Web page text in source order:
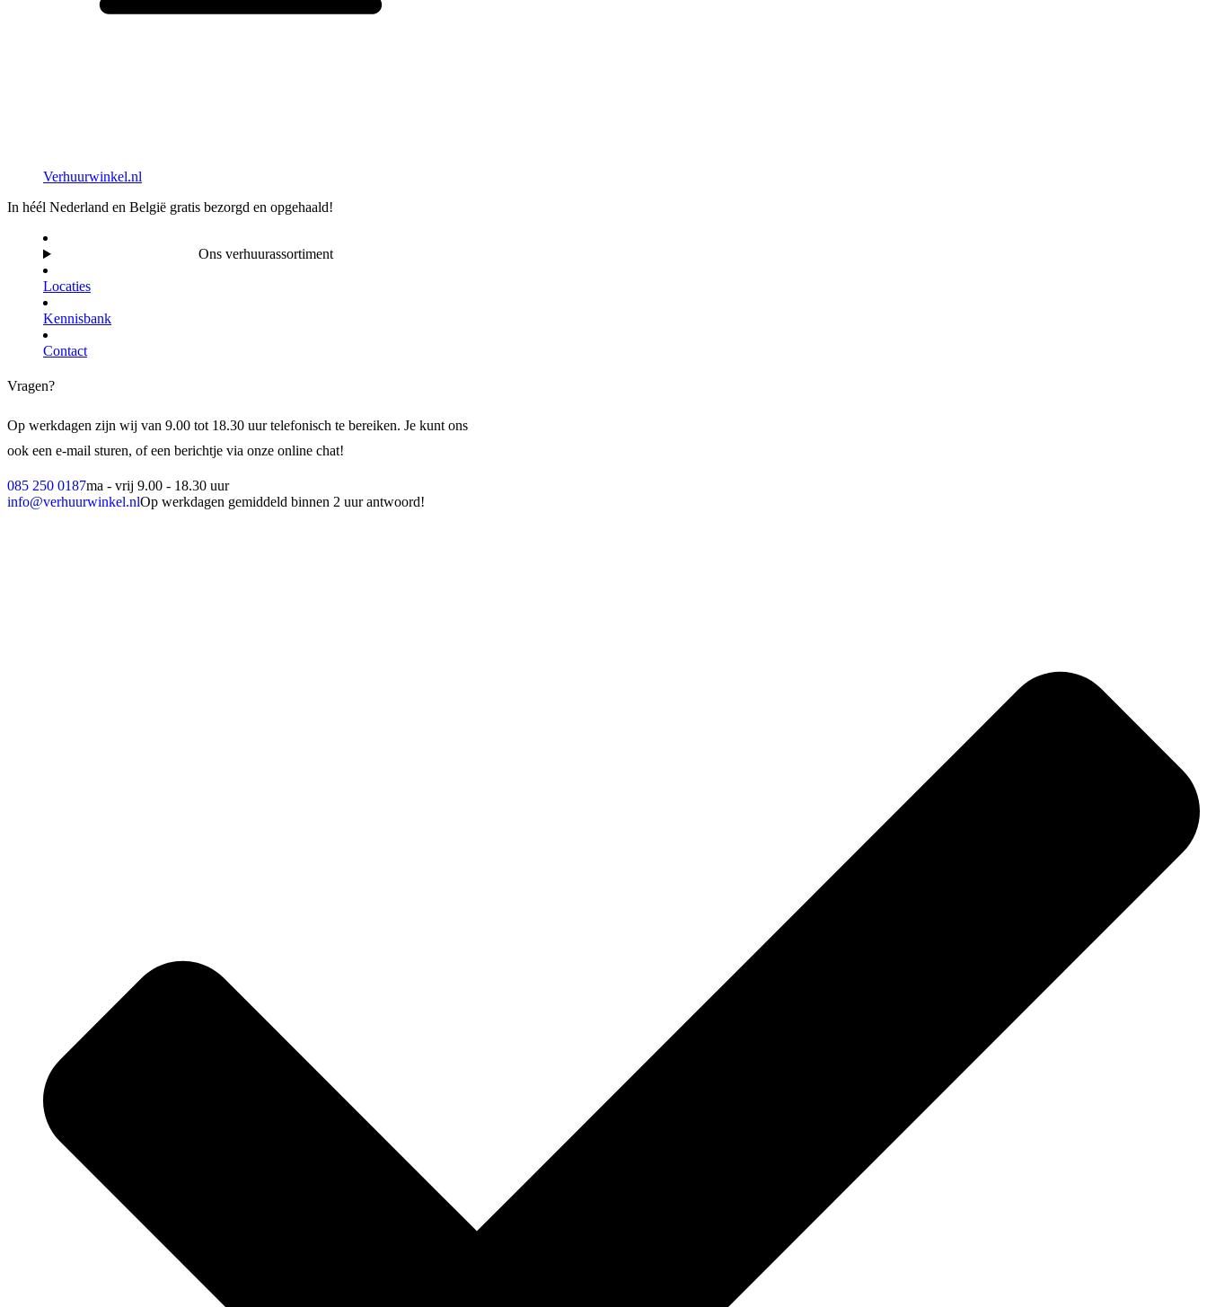
Verhuurwinkel.nl
In héél Nederland en België gratis bezorgd en opgehaald!
Ons verhuurassortiment
Locaties
Kennisbank
Contact
Vragen?
Op werkdagen zijn wij van 9.00 tot 18.30 uur telefonisch te bereiken. Je kunt ons
ook een e-mail sturen, of een berichtje via onze online chat!
085 250 0187ma - vrij 9.00 - 18.30 uur
info@verhuurwinkel.nlOp werkdagen gemiddeld binnen 2 uur antwoord!